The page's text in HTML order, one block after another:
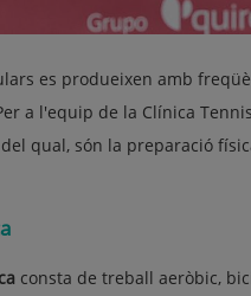
es produeixen amb
a l'equip de la Clínica
del qual, són la preparació
consta de treball aeròbic,